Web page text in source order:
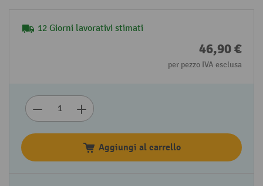
12 Giorni lavorativi stimati
46,90 €
per pezzo IVA esclusa
Aggiungi al carrello